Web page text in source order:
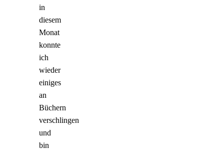
in
diesem
Monat
konnte
ich
wieder
einiges
an
Büchern
verschlingen
und
bin